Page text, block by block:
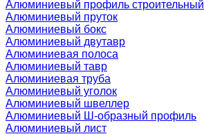
Алюминиевый профиль строительный
Алюминиевый пруток
Алюминиевый бокс
Алюминиевый двутавр
Алюминиевая полоса
Алюминиевый тавр
Алюминиевая труба
Алюминиевый уголок
Алюминиевый швеллер
Алюминиевый Ш-образный профиль
Алюминиевый лист